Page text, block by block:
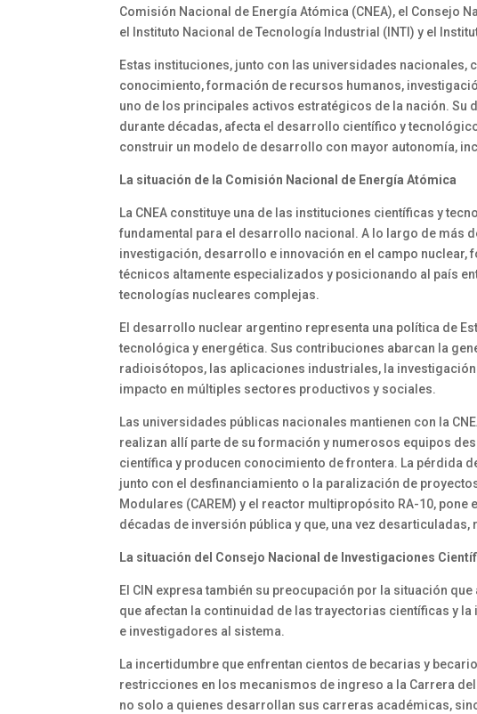
Comisión Nacional de Energía Atómica (CNEA), el Consejo
el Instituto Nacional de Tecnología Industrial (INTI) y el
Estas instituciones, junto con las universidades
conocimiento, formación de recursos humanos,
uno de los principales activos estratégicos de la nación.
durante décadas, afecta el desarrollo científico y
construir un modelo de desarrollo con mayor autonomía,
La situación de la Comisión Nacional de Energía Atómica
La CNEA constituye una de las instituciones científicas y
fundamental para el desarrollo nacional. A lo largo de más
investigación, desarrollo e innovación en el campo
técnicos altamente especializados y posicionando al país
tecnologías nucleares complejas.
El desarrollo nuclear argentino representa una política de
tecnológica y energética. Sus contribuciones abarcan la
radioisótopos, las aplicaciones industriales, la
impacto en múltiples sectores productivos y sociales.
Las universidades públicas nacionales mantienen con la
realizan allí parte de su formación y numerosos equipos
científica y producen conocimiento de frontera. La pérdida
junto con el desfinanciamiento o la paralización de
Modulares (CAREM) y el reactor multipropósito RA-10,
décadas de inversión pública y que, una vez
La situación del Consejo Nacional de Investigaciones
El CIN expresa también su preocupación por la situación
que afectan la continuidad de las trayectorias científicas y
e investigadores al sistema.
La incertidumbre que enfrentan cientos de becarias y
restricciones en los mecanismos de ingreso a la Carrera
no solo a quienes desarrollan sus carreras académicas,